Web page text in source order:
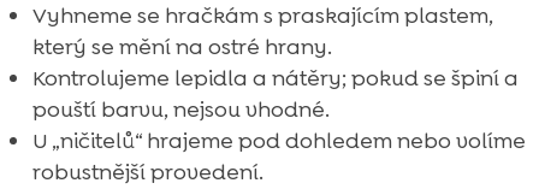
Vyhneme se hračkám s praskajícím plastem,
který se mění na ostré hrany.
Kontrolujeme lepidla a nátěry; pokud se špiní a
pouští barvu, nejsou vhodné.
U „ničitelů“ hrajeme pod dohledem nebo volíme
robustnější provedení.